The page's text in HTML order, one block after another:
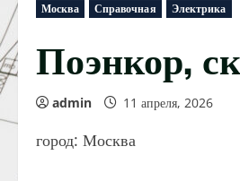
Москва Справочная Электрика
Поэнкор,
admin 11 апреля, 2026
город: Москва